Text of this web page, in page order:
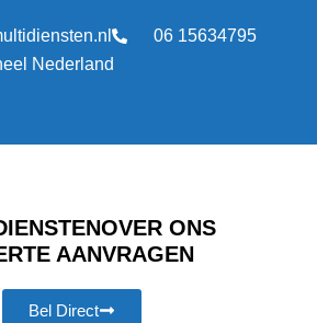
06 15634795
Nederland
OVER ONS
AANVRAGEN
Bel Direct